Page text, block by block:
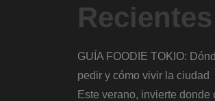
Recientes
GUÍA FOODIE TOKIO:
pedir y cómo vivir la ciudad
Este verano, invierte donde